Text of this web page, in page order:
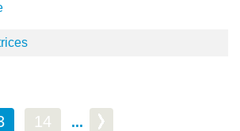
14 ...